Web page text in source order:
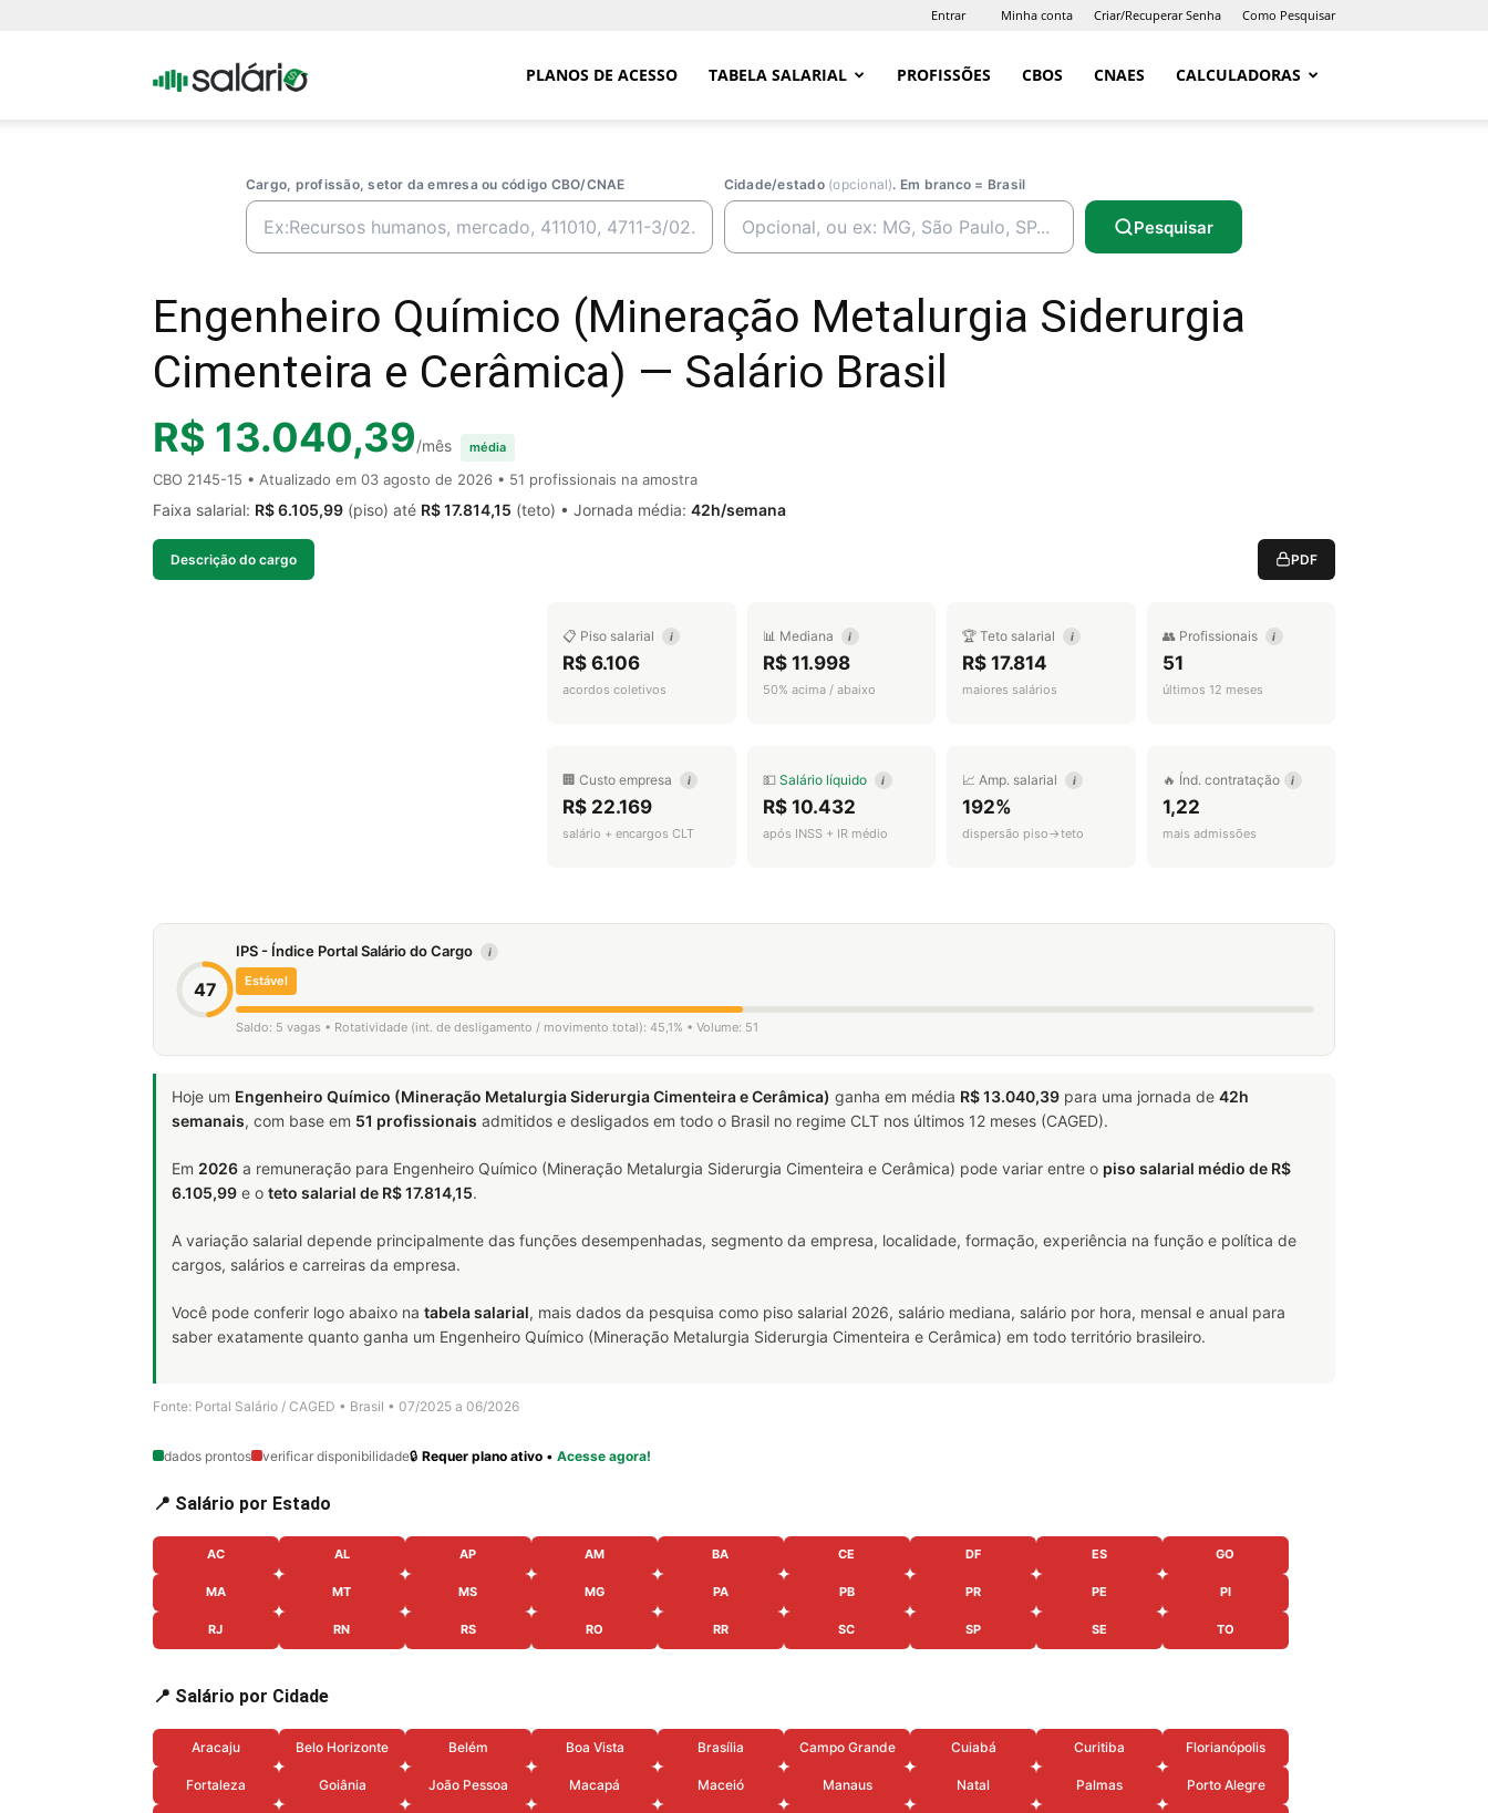
Entrar Minha conta Criar/Recuperar Senha Como Pesquisar
Portal PLANOS DE ACESSO TABELA SALARIAL PROFISSÕES CBOS CNAES CALCULADORAS
Cargo, profissão, setor da emresa ou código CBO/CNAE Cidade/estado (opcional). Em branco = Brasil
Pesquisar
Engenheiro Químico (Mineração Metalurgia Siderurgia
Cimenteira e Cerâmica) — Salário Brasil
R$ 13.040,39/mês média
CBO 2145-15 • Atualizado em 03 agosto de 2026 • 51 profissionais na amostra
Faixa salarial: R$ 6.105,99 (piso) até R$ 17.814,15 (teto) • Jornada média: 42h/semana
Descrição do cargo PDF
📋 Piso salarial i
R$ 6.106
acordos coletivos
📊 Mediana i
R$ 11.998
50% acima / abaixo
🏆 Teto salarial i
R$ 17.814
maiores salários
👥 Profissionais i
51
últimos 12 meses
🏢 Custo empresa i
R$ 22.169
salário + encargos CLT
💵 Salário líquido i
R$ 10.432
após INSS + IR médio
📈 Amp. salarial i
192%
dispersão piso→teto
🔥 Índ. contratação i
1,22
mais admissões
47
IPS - Índice Portal Salário do Cargo i
Estável
Saldo: 5 vagas • Rotatividade (int. de desligamento / movimento total): 45,1% • Volume: 51
Hoje um Engenheiro Químico (Mineração Metalurgia Siderurgia Cimenteira e Cerâmica) ganha em média R$ 13.040,39 para uma jornada de 42h
semanais, com base em 51 profissionais admitidos e desligados em todo o Brasil no regime CLT nos últimos 12 meses (CAGED).
Em 2026 a remuneração para Engenheiro Químico (Mineração Metalurgia Siderurgia Cimenteira e Cerâmica) pode variar entre o piso salarial médio de R$
6.105,99 e o teto salarial de R$ 17.814,15.
A variação salarial depende principalmente das funções desempenhadas, segmento da empresa, localidade, formação, experiência na função e política de
cargos, salários e carreiras da empresa.
Você pode conferir logo abaixo na tabela salarial, mais dados da pesquisa como piso salarial 2026, salário mediana, salário por hora, mensal e anual para
saber exatamente quanto ganha um Engenheiro Químico (Mineração Metalurgia Siderurgia Cimenteira e Cerâmica) em todo território brasileiro.
Fonte: Portal Salário / CAGED • Brasil • 07/2025 a 06/2026
dados prontos verificar disponibilidade🔒 Requer plano ativo • Acesse agora!
📍 Salário por Estado
AC AL AP AM BA CE DF ES GO
MA MT MS MG PA PB PR PE PI
RJ RN RS RO RR SC SP SE TO
📍 Salário por Cidade
Aracaju Belo Horizonte Belém Boa Vista Brasília Campo Grande Cuiabá Curitiba Florianópolis
Fortaleza Goiânia João Pessoa Macapá Maceió Manaus Natal Palmas Porto Alegre